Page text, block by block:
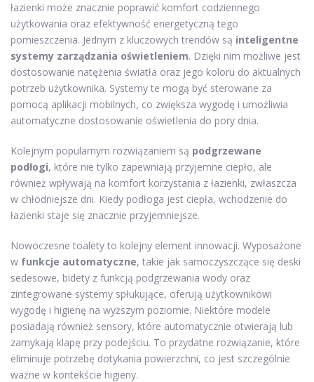
łazienki może znacznie poprawić komfort codziennego
użytkowania oraz efektywność energetyczną tego
pomieszczenia. Jednym z kluczowych trendów są inteligentne
systemy zarządzania oświetleniem. Dzięki nim możliwe jest
dostosowanie natężenia światła oraz jego koloru do aktualnych
potrzeb użytkownika. Systemy te mogą być sterowane za
pomocą aplikacji mobilnych, co zwiększa wygodę i umożliwia
automatyczne dostosowanie oświetlenia do pory dnia.
Kolejnym popularnym rozwiązaniem są podgrzewane
podłogi, które nie tylko zapewniają przyjemne ciepło, ale
również wpływają na komfort korzystania z łazienki, zwłaszcza
w chłodniejsze dni. Kiedy podłoga jest ciepła, wchodzenie do
łazienki staje się znacznie przyjemniejsze.
Nowoczesne toalety to kolejny element innowacji. Wyposażone
w funkcje automatyczne, takie jak samoczyszczące się deski
sedesowe, bidety z funkcją podgrzewania wody oraz
zintegrowane systemy spłukujące, oferują użytkownikowi
wygodę i higienę na wyższym poziomie. Niektóre modele
posiadają również sensory, które automatycznie otwierają lub
zamykają klapę przy podejściu. To przydatne rozwiązanie, które
eliminuje potrzebę dotykania powierzchni, co jest szczególnie
ważne w kontekście higieny.